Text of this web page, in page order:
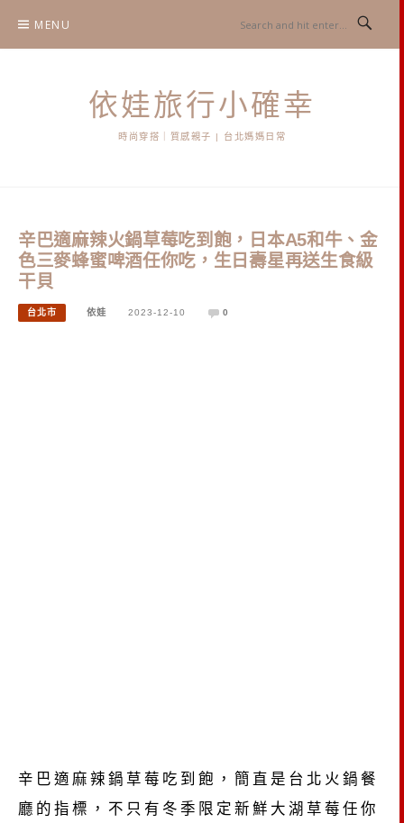
content
MENU
依娃旅行小確幸
時尚穿搭｜質感親子 | 台北媽媽日常
辛巴適麻辣火鍋草莓吃到飽，日本A5和牛、金
色三麥蜂蜜啤酒任你吃，生日壽星再送生食級
干貝
台北市 依娃 2023-12-10 0
辛巴適麻辣鍋草莓吃到飽，簡直是台北火鍋餐
廳的指標，不只有冬季限定新鮮大湖草莓任你